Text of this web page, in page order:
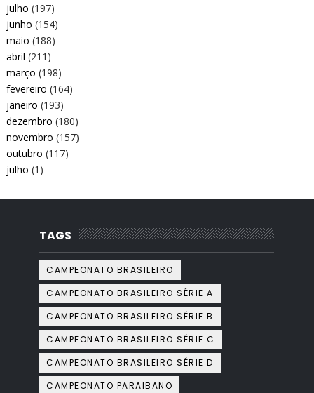
julho (197)
junho (154)
maio (188)
abril (211)
março (198)
fevereiro (164)
janeiro (193)
dezembro (180)
novembro (157)
outubro (117)
julho (1)
TAGS
CAMPEONATO BRASILEIRO
CAMPEONATO BRASILEIRO SÉRIE A
CAMPEONATO BRASILEIRO SÉRIE B
CAMPEONATO BRASILEIRO SÉRIE C
CAMPEONATO BRASILEIRO SÉRIE D
CAMPEONATO PARAIBANO